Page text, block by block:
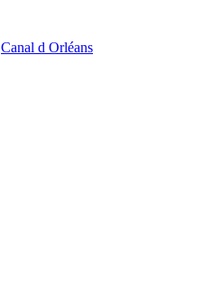
Canal d Orléans